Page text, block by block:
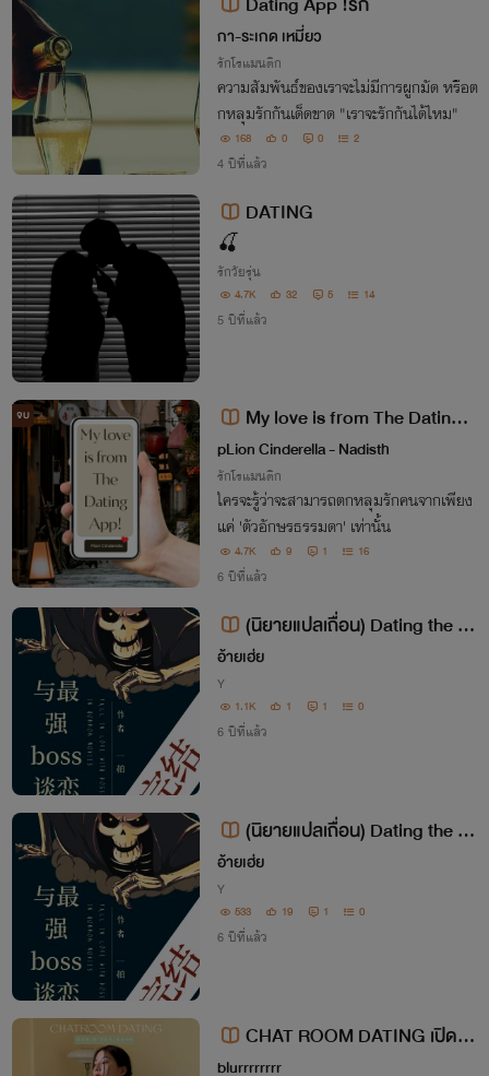
กา-ระเกด เหมี่ยว
รักโรแมนติก
ความสัมพันธ์ของเราจะไม่มีการผูกมัด หรือต
กหลุมรักกันเด็ดขาด "เราจะรักกันได้ไหม"
168 0 0 2
4 ปีที่แล้ว
DATING
🍒
รักวัยรุ่น
4.7K 32 5 14
5 ปีที่แล้ว
จบ
My love is from The Dating A
pp!
pLion Cinderella - Nadisth
รักโรแมนติก
ใครจะรู้ว่าจะสามารถตกหลุมรักคนจากเพียง
แค่ 'ตัวอักษรธรรมดา' เท่านั้น
4.7K 9 1 16
6 ปีที่แล้ว
(นิยายแปลเถื่อน) Dating the St
rongest Boss ออกเดทกับบอสที่แข็
งแกร่งที่สุด
อ้ายเฮ่ย
Y
1.1K 1 1 0
6 ปีที่แล้ว
(นิยายแปลเถื่อน) Dating the St
rongest Boss ออกเดทกับบอสที่แข็
งแกร่งที่สุด
อ้ายเฮ่ย
Y
533 19 1 0
6 ปีที่แล้ว
CHAT ROOM DATING เปิดห้
องแชทหัวใจยัยตัวร้าย
blurrrrrrrr